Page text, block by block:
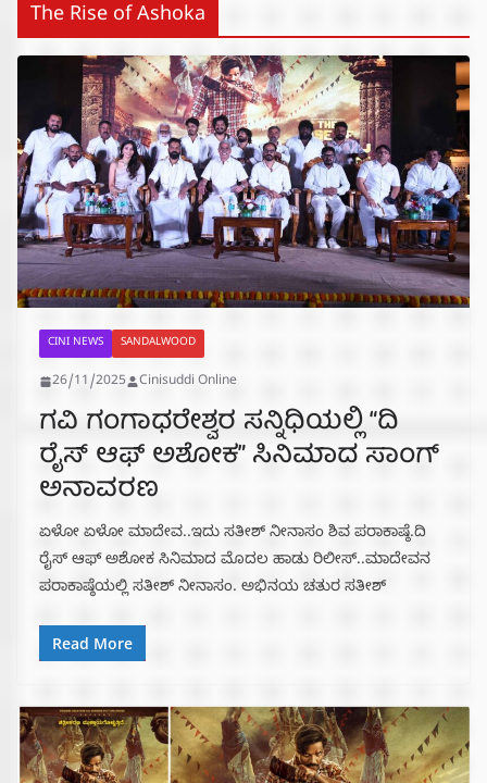
The Rise of Ashoka
CINI NEWS SANDALWOOD
26/11/2025 Cinisuddi Online
ಗವಿ ಗಂಗಾಧರೇಶ್ವರ ಸನ್ನಿಧಿಯಲ್ಲಿ “ದಿ
ರೈಸ್ ಆಫ್ ಅಶೋಕ” ಸಿನಿಮಾದ ಸಾಂಗ್
ಅನಾವರಣ
ಏಳೋ ಏಳೋ ಮಾದೇವ..ಇದು ಸತೀಶ್ ನೀನಾಸಂ ಶಿವ ಪರಾಕಾಷ್ಠೆ.ದಿ
ರೈಸ್ ಆಫ್ ಅಶೋಕ ಸಿನಿಮಾದ ಮೊದಲ ಹಾಡು ರಿಲೀಸ್..ಮಾದೇವನ
ಪರಾಕಾಷ್ಠೆಯಲ್ಲಿ ಸತೀಶ್ ನೀನಾಸಂ. ಅಭಿನಯ ಚತುರ ಸತೀಶ್
Read More